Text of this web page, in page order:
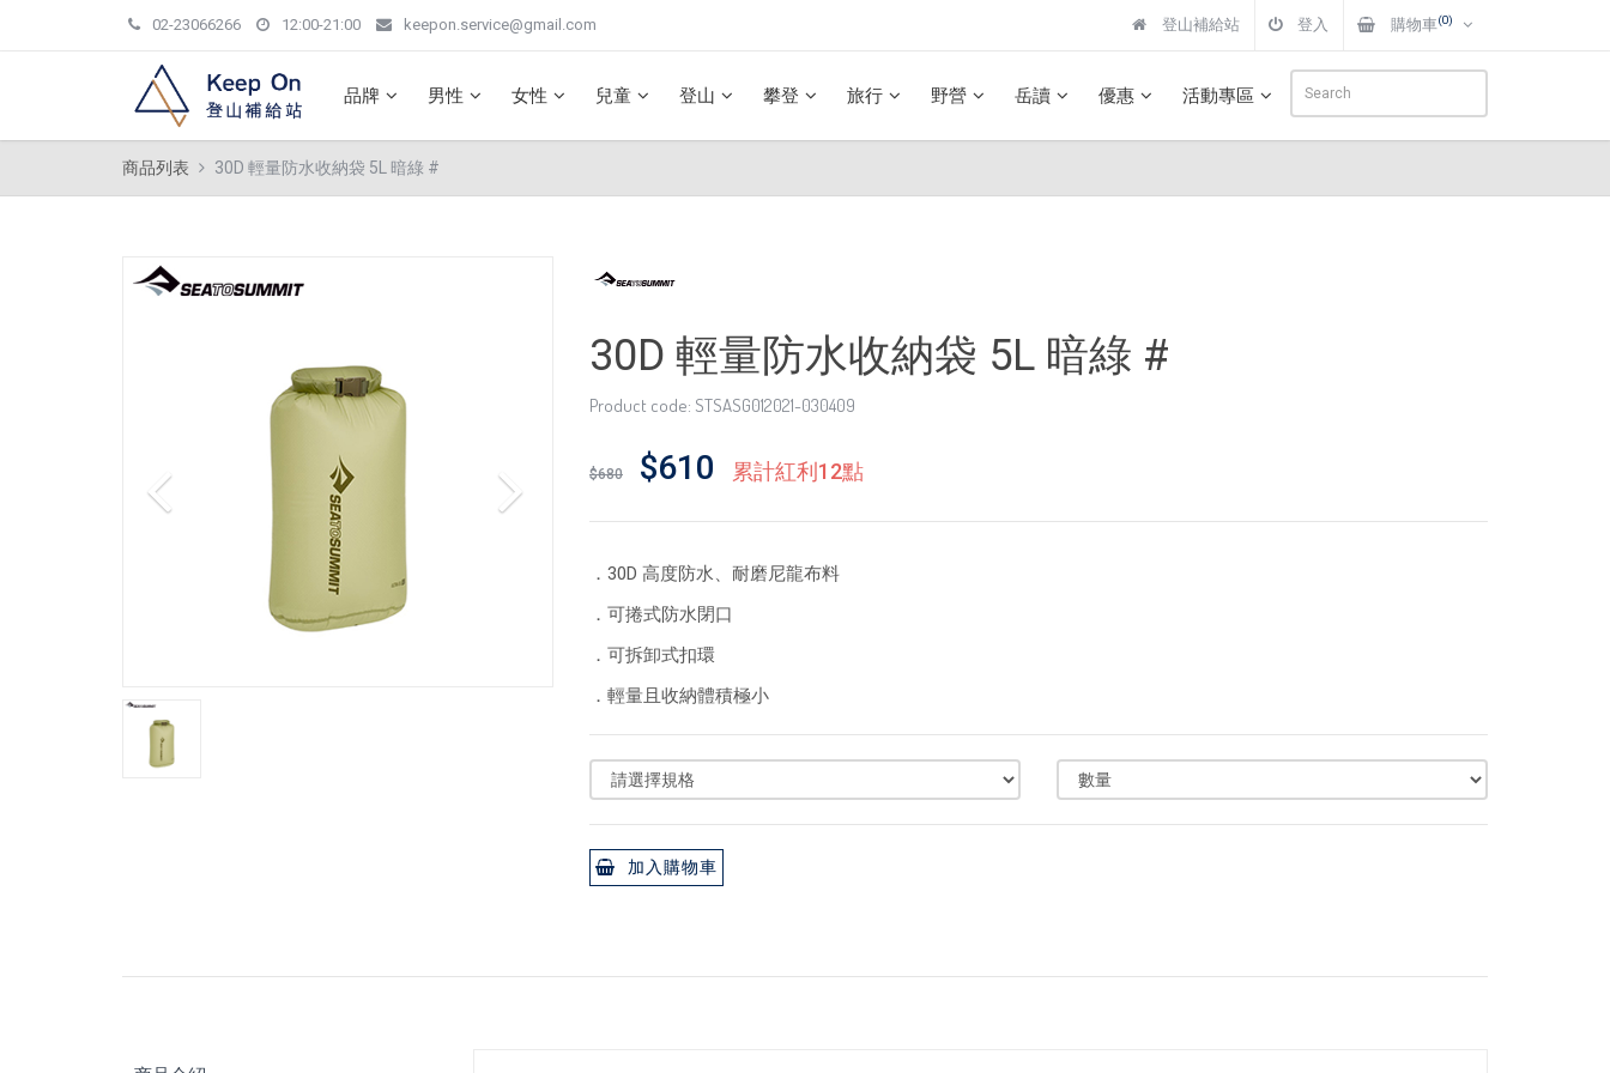
02-23066266 12:00-21:00 keepon.service@gmail.com 登山補給站 登入 購物車(0)
品牌 男性 女性 兒童 登山 攀登 旅行 野營 岳讀 優惠 活動專區
商品列表 30D 輕量防水收納袋 5L 暗綠 #
30D 輕量防水收納袋 5L 暗綠 #
Product code: STSASG012021-030409
$680 $610 累計紅利12點
．30D 高度防水、耐磨尼龍布料
．可捲式防水閉口
．可拆卸式扣環
．輕量且收納體積極小
加入購物車